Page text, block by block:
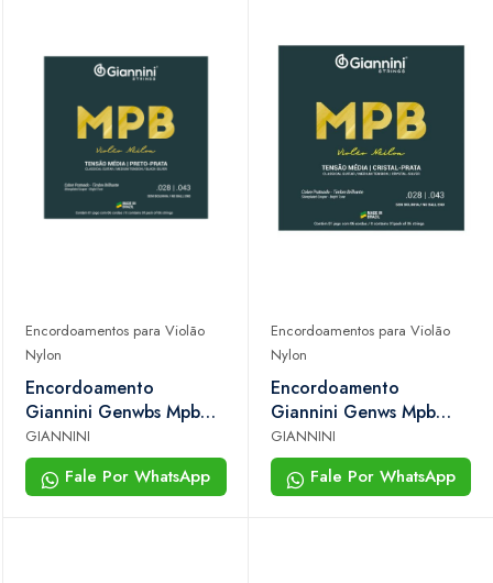
Encordoamentos para Violão
Nylon
Encordoamento
Giannini Genwbs Mpb
Violão Nylon Preto
Prata Tensão Média
GIANNINI
Fale Por WhatsApp
Encordoamentos para Violão
Nylon
Encordoamento
Giannini Genws Mpb
Violão Nylon Cristal
Prata Tensão Média
GIANNINI
Fale Por WhatsApp